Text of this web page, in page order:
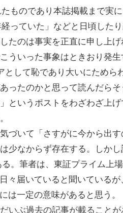
ものであり本誌掲載まで実
っていた」などと日頃した
のは事実を正直に申し上げ
ういった事象はときおり発
して恥であり大いにためら
たのかと思って読んだらそ
というポストをわざわざ上
づいて「さすがに今から出
少なからず存在する。しか
。筆者は、東証プライム上
々届いていると聞いている
は一定の意味があると思う。
いぶ過去の記事が載ること